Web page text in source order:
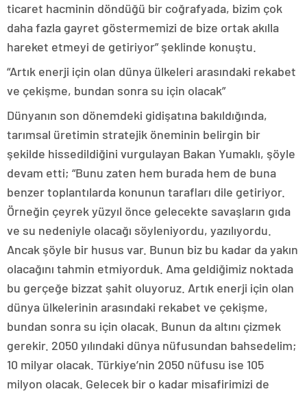
ticaret hacminin döndüğü bir coğrafyada, bizim çok
daha fazla gayret göstermemizi de bize ortak akılla
hareket etmeyi de getiriyor” şeklinde konuştu.
“Artık enerji için olan dünya ülkeleri arasındaki rekabet
ve çekişme, bundan sonra su için olacak”
Dünyanın son dönemdeki gidişatına bakıldığında,
tarımsal üretimin stratejik öneminin belirgin bir
şekilde hissedildiğini vurgulayan Bakan Yumaklı, şöyle
devam etti; “Bunu zaten hem burada hem de buna
benzer toplantılarda konunun tarafları dile getiriyor.
Örneğin çeyrek yüzyıl önce gelecekte savaşların gıda
ve su nedeniyle olacağı söyleniyordu, yazılıyordu.
Ancak şöyle bir husus var. Bunun biz bu kadar da yakın
olacağını tahmin etmiyorduk. Ama geldiğimiz noktada
bu gerçeğe bizzat şahit oluyoruz. Artık enerji için olan
dünya ülkelerinin arasındaki rekabet ve çekişme,
bundan sonra su için olacak. Bunun da altını çizmek
gerekir. 2050 yılındaki dünya nüfusundan bahsedelim;
10 milyar olacak. Türkiye’nin 2050 nüfusu ise 105
milyon olacak. Gelecek bir o kadar misafirimizi de